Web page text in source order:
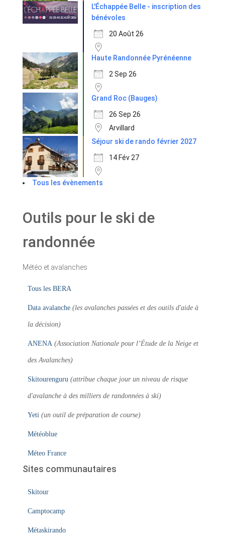
L'Échappée Belle - inscription des
bénévoles
20 Août 26
Haute Randonnée Pyrénéenne
2 Sep 26
Grand Roc (Bauges)
26 Sep 26
Arvillard
Séjour ski de rando février 2027
14 Fév 27
Tous les évènements
Outils pour le ski de
randonnée
Météo et avalanches
Tous les BERA
Data avalanche (les avalanches passées et des outils d'aide à
la décision)
ANENA (Association Nationale pour l’Étude de la Neige et
des Avalanches)
Skitourenguru (attribue chaque jour un niveau de risque
d'avalanche à des milliers de randonnées à ski)
Yeti (un outil de préparation de course)
Météoblue
Méteo France
Sites communautaires
Skitour
Camptocamp
Métaskirando